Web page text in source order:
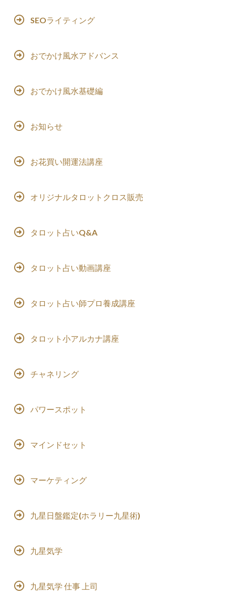
SEOライティング
おでかけ風水アドバンス
おでかけ風水基礎編
お知らせ
お花買い開運法講座
オリジナルタロットクロス販売
タロット占いQ&A
タロット占い動画講座
タロット占い師プロ養成講座
タロット小アルカナ講座
チャネリング
パワースポット
マインドセット
マーケティング
九星日盤鑑定(ホラリー九星術)
九星気学
九星気学 仕事 上司